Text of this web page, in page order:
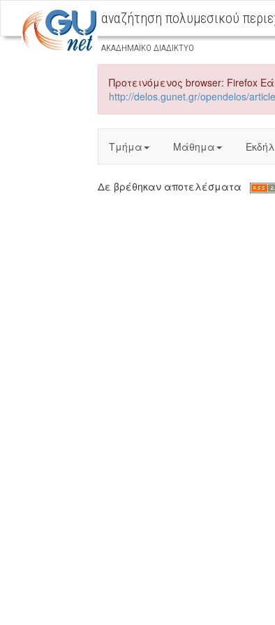
αναζήτηση πολυμεσικού
ΑΚΑΔΗΜΑΪΚΟ ΔΙΑΔΙΚΤΥΟ
Προτεινόμενος browser: Firefox
http://delos.gunet.gr/opendelos/
Τμήμα Μάθημα
Δε βρέθηκαν αποτελέσματα